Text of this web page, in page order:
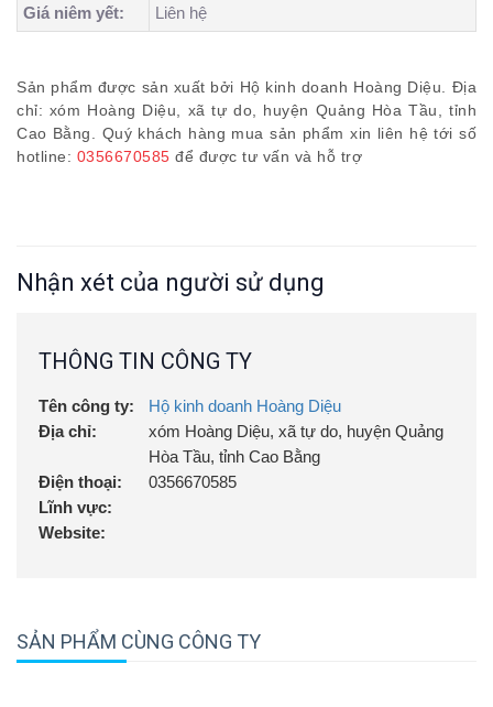
Giá niêm yết:
Liên hệ
Sản phẩm được sản xuất bởi Hộ kinh doanh Hoàng Diệu. Địa
chỉ: xóm Hoàng Diệu, xã tự do, huyện Quảng Hòa Tầu, tỉnh
Cao Bằng. Quý khách hàng mua sản phẩm xin liên hệ tới số
hotline: 0356670585 để được tư vấn và hỗ trợ
Nhận xét của người sử dụng
THÔNG TIN CÔNG TY
Tên công ty:
Hộ kinh doanh Hoàng Diệu
Địa chỉ:
xóm Hoàng Diệu, xã tự do, huyện Quảng
Hòa Tầu, tỉnh Cao Bằng
Điện thoại:
0356670585
Lĩnh vực:
Website:
SẢN PHẨM CÙNG CÔNG TY